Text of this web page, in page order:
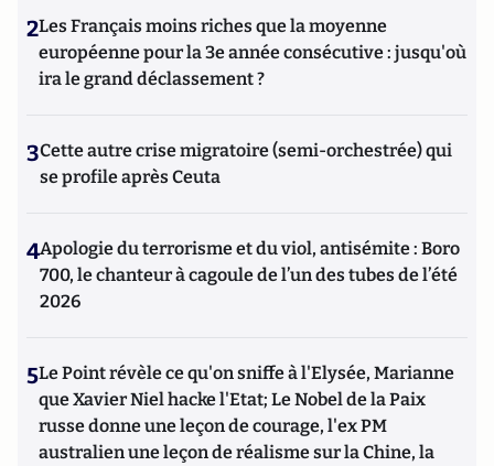
2Les Français moins riches que la moyenne
européenne pour la 3e année consécutive : jusqu'où
ira le grand déclassement ?
3Cette autre crise migratoire (semi-orchestrée) qui
se profile après Ceuta
4Apologie du terrorisme et du viol, antisémite : Boro
700, le chanteur à cagoule de l’un des tubes de l’été
2026
5Le Point révèle ce qu'on sniffe à l'Elysée, Marianne
que Xavier Niel hacke l'Etat; Le Nobel de la Paix
russe donne une leçon de courage, l'ex PM
australien une leçon de réalisme sur la Chine, la